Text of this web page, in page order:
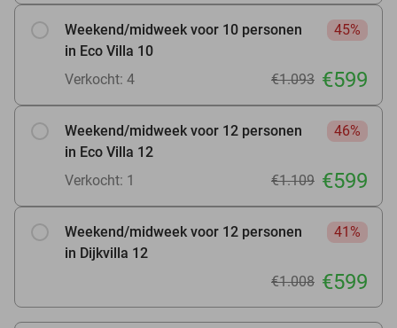
Weekend/midweek voor 10 personen
in Eco Villa 10
45%
Verkocht: 4 €1.093 €599
Weekend/midweek voor 12 personen
in Eco Villa 12
46%
Verkocht: 1 €1.109 €599
Weekend/midweek voor 12 personen
in Dijkvilla 12
41%
€1.008 €599